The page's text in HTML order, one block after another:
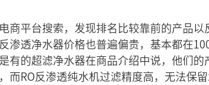
商平台搜索，发现排名比较靠前的产品
渗透净水器价格也普遍偏贵，基本都在
有的超滤净水器在商品介绍中说，他们
而RO反渗透纯水机过滤精度高，无法保